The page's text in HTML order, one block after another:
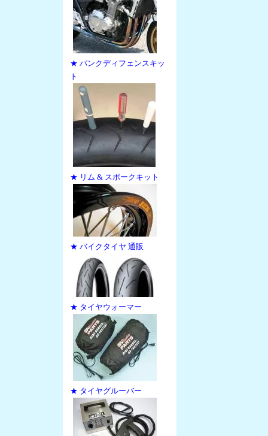
★ パンクディフェンスキッ
ト
★ リム & スポークキット
★ バイクタイヤ 通販
★ タイヤウォーマー
★ タイヤグルーバー